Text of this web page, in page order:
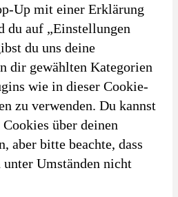
Up mit einer Erklärung
du auf „Einstellungen
du uns deine
dir gewählten Kategorien
wie in dieser Cookie-
zu verwenden. Du kannst
über deinen
aber bitte beachte, dass
unter Umständen nicht